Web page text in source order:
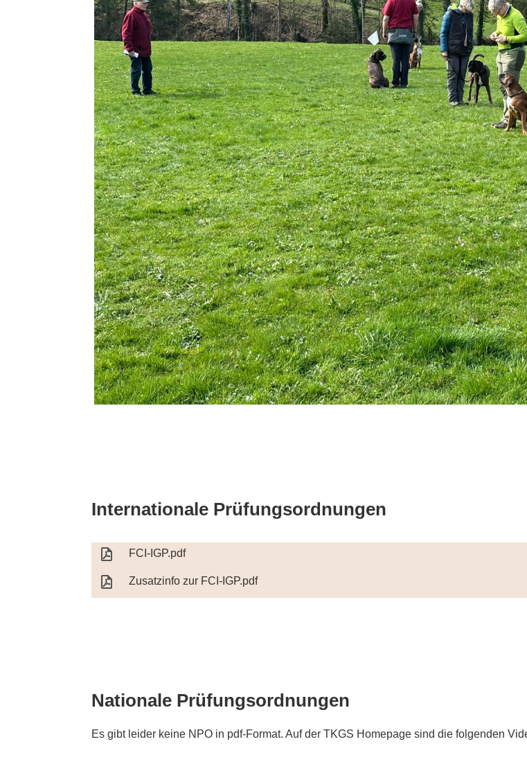
Internationale Prüfungsordnungen
FCI-IGP.pdf
Zusatzinfo zur FCI-IGP.pdf
Nationale Prüfungsordnungen
Es gibt leider keine NPO in pdf-Format. Auf der TKGS Homepage sind die folgenden